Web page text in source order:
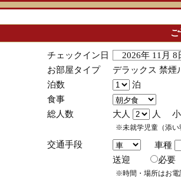
チェックイン日
2026年 11月
お部屋タイプ
デラックス 禁煙
泊数
泊
食事
総人数
大人 人 小
※未就学児童（添い
交通手段
車種
送迎
必
※時間・場所はお電